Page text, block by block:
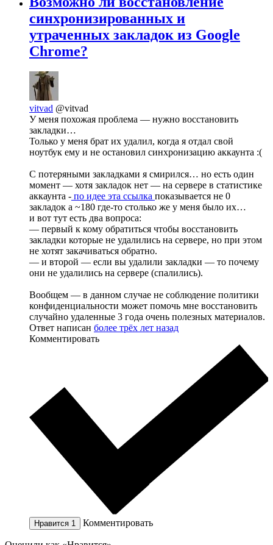
синхронизированных и
утраченных закладок из Google
Chrome?
vitvad @vitvad
У меня похожая проблема — нужно восстановить
закладки…
Только у меня брат их удалил, когда я отдал свой
ноутбук ему и не остановил синхронизацию аккаунта :(
С потеряными закладками я смирился… но есть один
момент — хотя закладок нет — на сервере в статистике
аккаунта - по идее эта ссылка показывается не 0
закладок а ~180 где-то столько же у меня было их…
и вот тут есть два вопроса:
— первый к кому обратиться чтобы восстановить
закладки которые не удалились на сервере, но при этом
не хотят закачиваться обратно.
— и второй — если вы удалили закладки — то почему
они не удалились на сервере (спалились).
Вообщем — в данном случае не соблюдение политики
конфиденциальности может помочь мне восстановить
случайно удаленные 3 года очень полезных материалов.
Ответ написан более трёх лет назад
Комментировать
Нравится 1 Комментировать